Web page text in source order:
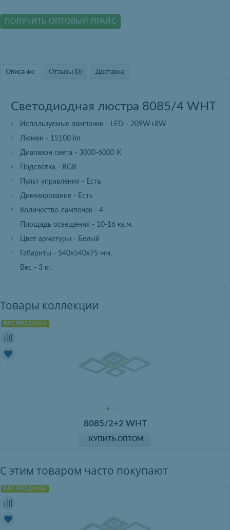
ПОЛУЧИТЬ ОПТОВЫЙ ПРАЙС
Описание Отзывы (0) Доставка
Светодиодная люстра 8085/4 WHT
Используемые лампочки - LED - 209W+8W
Люмен - 15100 lm
Диапазон света - 3000-6000 K
Подсветка - RGB
Пульт управления - Есть
Диммирование - Есть
Количество лампочек - 4
Площадь освещения - 10-16 кв.м.
Цвет арматуры - Белый
Габариты - 540х540х75 мм.
Вес - 3 кг.
Товары коллекции
РАСПРОДАЖА
8085/2+2 WHT
КУПИТЬ ОПТОМ
С этим товаром часто покупают
РАСПРОДАЖА